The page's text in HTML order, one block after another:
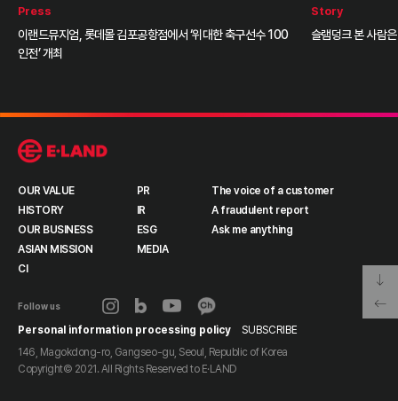
Press
이랜드뮤지엄, 롯데몰 김포공항점에서 ‘위대한 축구선수 100
인전’ 개최
Story
슬램덩크 본 사람
OUR VALUE
HISTORY
OUR BUSINESS
ASIAN MISSION
CI
PR
IR
ESG
MEDIA
The voice of a customer
A fraudulent report
Ask me anything
Follow us
Personal information processing policy
SUBSCRIBE
146, Magokdong-ro, Gangseo-gu, Seoul, Republic of Korea
Copyright© 2021. All Rights Reserved to E·LAND